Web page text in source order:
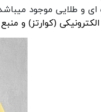
ای و طلایی موجود
(کوارتز) و